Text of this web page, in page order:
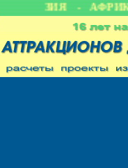
- АЗИЯ - АФРИКА